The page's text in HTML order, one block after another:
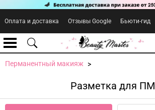
Оплата и доставка Отзывы Google Бьюти-гид
Перманентный макияж
Разметка для ПМ